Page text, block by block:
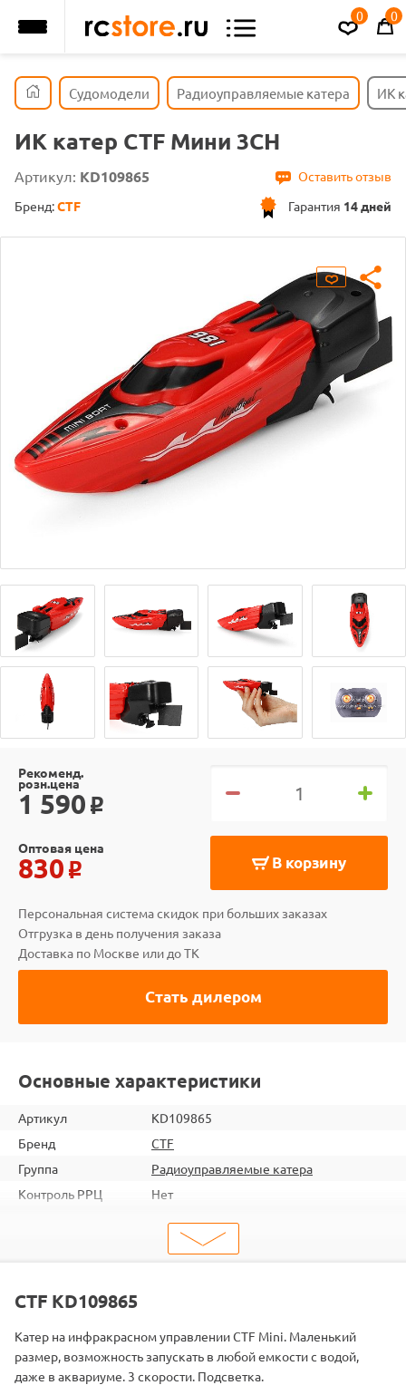
0 0
Судомодели Радиоуправляемые катера ИК
ИК катер CTF Мини 3CH
Артикул: KD109865
Оставить отзыв
Гарантия 14 дней
Бренд:CTF
Рекоменд.
розн.цена
1 590 o
В корзину
Оптовая цена
830 o
Персональная система скидок при больших заказах
Отгрузка в день получения заказа
Доставка по Москве или до ТК
Стать дилером
Основные характеристики
Артикул
KD109865
Бренд
CTF
Группа
Радиоуправляемые катера
Контроль РРЦ
Нет
ШтрихКод
Вид
Катера
Двигатель
Коллекторный
CTF KD109865
Катер на инфракрасном управлении CTF Mini. Маленький
размер, возможность запускать в любой емкости с водой,
даже в аквариуме. 3 скорости. Подсветка.